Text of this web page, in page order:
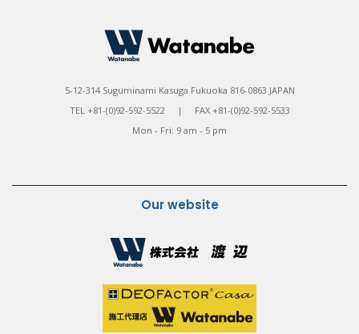
5-12-314 Suguminami Kasuga Fukuoka 816-0863 JAPAN
TEL +81-(0)92-592-5522 | FAX +81-(0)92-592-5533
Mon - Fri: 9 am - 5 pm
Our website